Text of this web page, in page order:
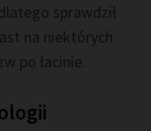
sprawdził
na niektórych
po łacinie.